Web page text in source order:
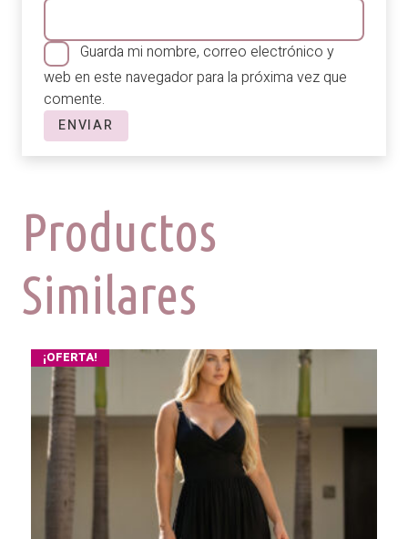
Guarda mi nombre, correo electrónico y
web en este navegador para la próxima vez que
comente.
Productos
Similares
¡OFERTA!